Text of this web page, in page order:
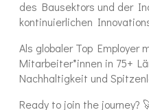
des Bausektors und der
kontinuierlichen
Als globaler Top Employer
Mitarbeiter*innen in 75+
Nachhaltigkeit und
Ready to join the journey?